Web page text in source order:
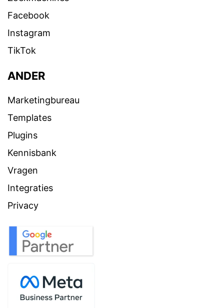
Facebook
Instagram
TikTok
ANDER
Marketingbureau
Templates
Plugins
Kennisbank
Vragen
Integraties
Privacy